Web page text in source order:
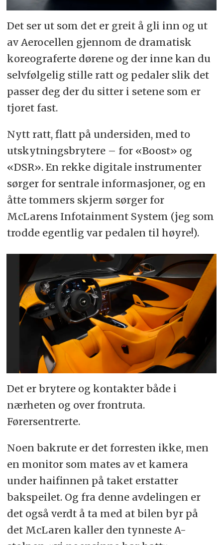
Det ser ut som det er greit å gli inn og ut
av Aerocellen gjennom de dramatisk
koreograferte dørene og der inne kan du
selvfølgelig stille ratt og pedaler slik det
passer deg der du sitter i setene som er
tjoret fast.
Nytt ratt, flatt på undersiden, med to
utskytningsbrytere – for «Boost» og
«DSR». En rekke digitale instrumenter
sørger for sentrale informasjoner, og en
åtte tommers skjerm sørger for
McLarens Infotainment System (jeg som
trodde egentlig var pedalen til høyre!).
Det er brytere og kontakter både i
nærheten og over frontruta.
Førersentrerte.
Noen bakrute er det forresten ikke, men
en monitor som mates av et kamera
under haifinnen på taket erstatter
bakspeilet. Og fra denne avdelingen er
det også verdt å ta med at bilen byr på
det McLaren kaller den tynneste A-